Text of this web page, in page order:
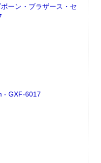
ーン・ブラザース・セ
- GXF-6017